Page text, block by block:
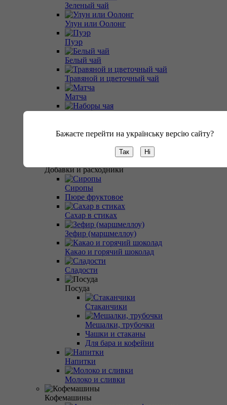
Зеленый чай
Улун или Оолонг
Пуэр
Белый чай
Травяной и цветочный чай
Матча
Фруктовый чай
Добавки и расходники
Сиропы
Пюре фруктовое
Сахар в стиках
Зефир (маршмеллоу)
Какао и горячий шоколад
Сладости
Посуда
Стаканчики
Мешалки, трубочки
Чашки и стаканы
Для бара и кофейни
Напитки
Молоко и сливки
Кофемашины
Бажаєте перейти на українську версію сайту?
Так Ні